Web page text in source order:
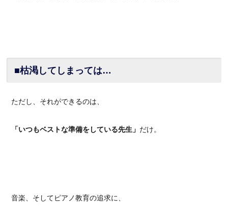
■枯渇してしまっては…
ただし、それができるのは、
「いつもベストな準備をしている先生」 だけ。
音楽、そしてピアノ教育の追求に、